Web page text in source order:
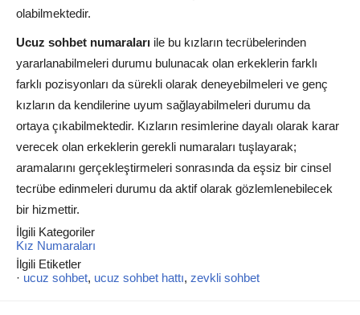
olabilmektedir.
Ucuz sohbet numaraları ile bu kızların tecrübelerinden
yararlanabilmeleri durumu bulunacak olan erkeklerin farklı
farklı pozisyonları da sürekli olarak deneyebilmeleri ve genç
kızların da kendilerine uyum sağlayabilmeleri durumu da
ortaya çıkabilmektedir. Kızların resimlerine dayalı olarak karar
verecek olan erkeklerin gerekli numaraları tuşlayarak;
aramalarını gerçekleştirmeleri sonrasında da eşsiz bir cinsel
tecrübe edinmeleri durumu da aktif olarak gözlemlenebilecek
bir hizmettir.
İlgili Kategoriler
Kız Numaraları
İlgili Etiketler
· ucuz sohbet, ucuz sohbet hattı, zevkli sohbet